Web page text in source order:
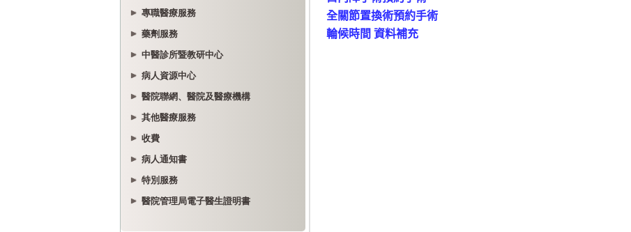
專職醫療服務
藥劑服務
中醫診所暨教研中心
病人資源中心
醫院聯網、醫院及醫療機構
其他醫療服務
收費
病人通知書
特別服務
醫院管理局電子醫生證明書